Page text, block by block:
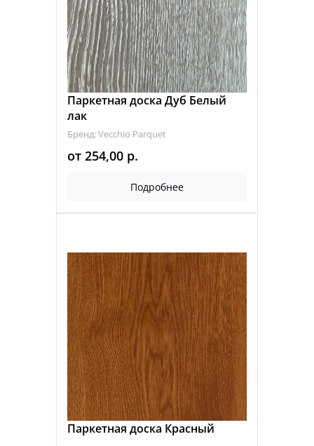
Паркетная доска Дуб Белый
лак
Бренд: Vecchio Parquet
от 254,00 р.
Подробнее
Паркетная доска Красный